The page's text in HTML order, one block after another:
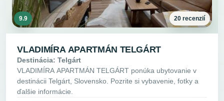
9.9 20 recenzií
VLADIMÍRA APARTMÁN TELGÁRT
Destinácia: Telgárt
VLADIMÍRA APARTMÁN TELGÁRT ponúka ubytovanie v
destinácii Telgárt, Slovensko. Pozrite si vybavenie, fotky a
ďalšie informácie.